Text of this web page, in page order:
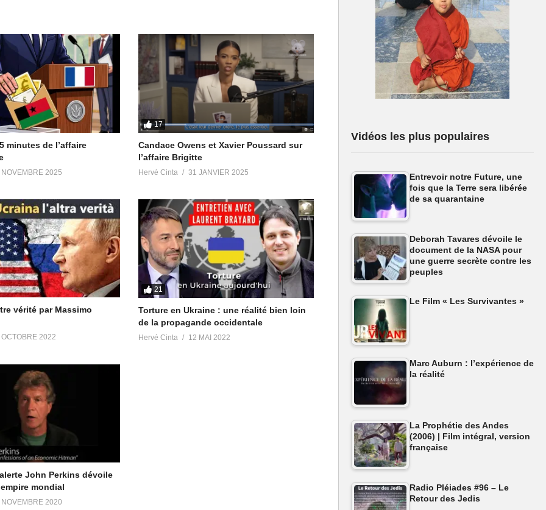
en 4-4-2 à Macron et
minutes de l’affaire
2025
17
Candace Owens et Xavier Poussard sur
l’affaire Brigitte
Hervé Cinta 31 JANVIER 2025
vérité par Massimo
2022
21
Torture en Ukraine : une réalité bien loin
de la propagande occidentale
Hervé Cinta 12 MAI 2022
John Perkins dévoile
mondial
2020
Vidéos les plus populaires
Entrevoir notre Future, une
fois que la Terre sera libérée
de sa quarantaine
Deborah Tavares dévoile le
document de la NASA pour
une guerre secrète contre les
peuples
Le Film « Les Survivantes »
Marc Auburn : l’expérience de
la réalité
La Prophétie des Andes
(2006) | Film intégral, version
française
Radio Pléiades #96 – Le
Retour des Jedis